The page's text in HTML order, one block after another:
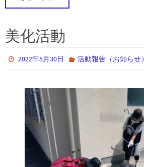
美化活動
2022年5月30日 活動報告（お知らせ）